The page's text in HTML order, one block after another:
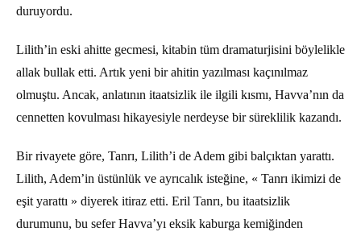
duruyordu.
Lilith’in eski ahitte gecmesi, kitabin tüm dramaturjisini böylelikle
allak bullak etti. Artık yeni bir ahitin yazılması kaçınılmaz
olmuştu. Ancak, anlatının itaatsizlik ile ilgili kısmı, Havva’nın da
cennetten kovulması hikayesiyle nerdeyse bir süreklilik kazandı.
Bir rivayete göre, Tanrı, Lilith’i de Adem gibi balçıktan yarattı.
Lilith, Adem’in üstünlük ve ayrıcalık isteğine, « Tanrı ikimizi de
eşit yarattı » diyerek itiraz etti. Eril Tanrı, bu itaatsizlik
durumunu, bu sefer Havva’yı eksik kaburga kemiğinden